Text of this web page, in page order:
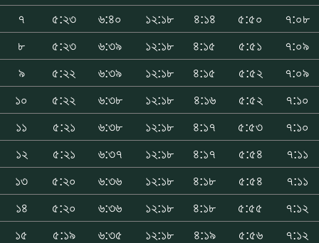
৭
৫:২৩ ৬:৪০ ১২:১৮ ৪:১৪ ৫:৫০
৭:০৮
৮
৫:২৩ ৬:৩৯ ১২:১৮ ৪:১৫ ৫:৫১
৭:০৯
৯
৫:২২ ৬:৩৯ ১২:১৮ ৪:১৫ ৫:৫২
৭:০৯
১০
৫:২২ ৬:৩৮ ১২:১৮ ৪:১৬ ৫:৫২
৭:১০
১১
৫:২১ ৬:৩৮ ১২:১৮ ৪:১৭ ৫:৫৩
৭:১০
১২
৫:২১ ৬:৩৭ ১২:১৮ ৪:১৭ ৫:৫৪
৭:১১
১৩
৫:২০ ৬:৩৬ ১২:১৮ ৪:১৮ ৫:৫৪
৭:১১
১৪
৫:২০ ৬:৩৬ ১২:১৮ ৪:১৮ ৫:৫৫
৭:১২
১৫
৫:১৯ ৬:৩৫ ১২:১৮ ৪:১৯ ৫:৫৬
৭:১২